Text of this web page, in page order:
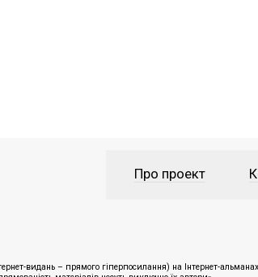
Про проект
видань – прямого гіперпосилання) на Інтернет-